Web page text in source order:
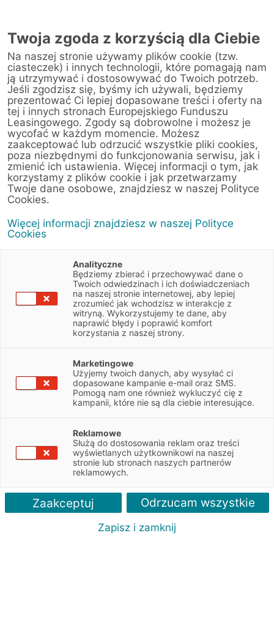
Warsztat
Strona główna/ Obsługa klienta/Centrum Likwidacji Szkód
CTC Sp. z o.o. (Ruda Śląska)
< Powrót do listy placówek
CTC Sp. z o.o. (Ruda
Śląska)
Radoszowska 1A
41-707 Ruda Śląska
6782968781
Obsługiwane pojazdy:
Dostawcze, Ciężarowe
Wszystkie
Autoryzacja serwisu:
Wyznacz trasę
Twoja zgoda z korzyścią dla Ciebie
Na naszej stronie używamy plików cookie (tzw.
ciasteczek) i innych technologii, które pomagają nam
ją utrzymywać i dostosowywać do Twoich potrzeb.
Jeśli zgodzisz się, byśmy ich używali, będziemy
prezentować Ci lepiej dopasowane treści i oferty na
tej i innych stronach Europejskiego Funduszu
Leasingowego. Zgody są dobrowolne i możesz je
wycofać w każdym momencie. Możesz
zaakceptować lub odrzucić wszystkie pliki cookies,
poza niezbędnymi do funkcjonowania serwisu, jak i
zmienić ich ustawienia. Więcej informacji o tym, jak
korzystamy z plików cookie i jak przetwarzamy
Twoje dane osobowe, znajdziesz w naszej Polityce
Cookies.
Więcej informacji znajdziesz w naszej Polityce
Cookies
Analityczne
Będziemy zbierać i przechowywać dane o
Twoich odwiedzinach i ich doświadczeniach
na naszej stronie internetowej, aby lepiej
zrozumieć jak wchodzisz w interakcje z
witryną. Wykorzystujemy te dane, aby
naprawić błędy i poprawić komfort
korzystania z naszej strony.
Marketingowe
Użyjemy twoich danych, aby wysyłać ci
dopasowane kampanie e-mail oraz SMS.
Pomogą nam one również wykluczyć cię z
kampanii, które nie są dla ciebie interesujące.
Reklamowe
Służą do dostosowania reklam oraz treści
wyświetlanych użytkownikowi na naszej
stronie lub stronach naszych partnerów
reklamowych.
Zaakceptuj Odrzucam wszystkie
Zapisz i zamknij